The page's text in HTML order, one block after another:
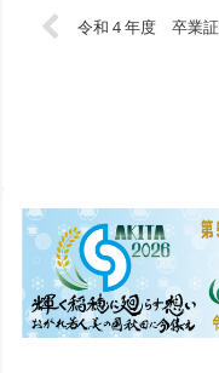
令和４年度 卒業証